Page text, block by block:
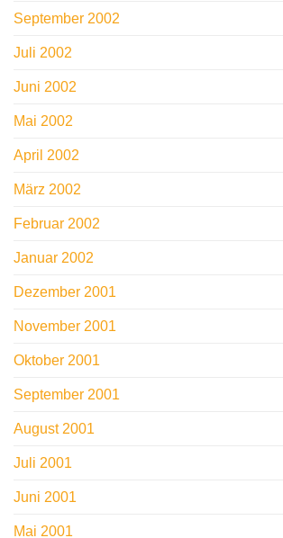
September 2002
Juli 2002
Juni 2002
Mai 2002
April 2002
März 2002
Februar 2002
Januar 2002
Dezember 2001
November 2001
Oktober 2001
September 2001
August 2001
Juli 2001
Juni 2001
Mai 2001